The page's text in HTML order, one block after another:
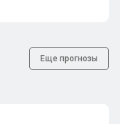
Еще прогнозы